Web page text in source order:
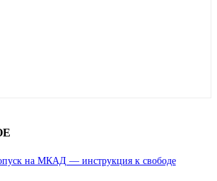
на МКАД — инструкция к свободе